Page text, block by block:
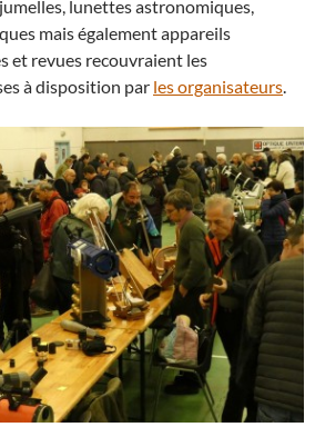
lunettes astronomiques,
mais également appareils
et revues recouvraient les
à disposition par les organisateurs.